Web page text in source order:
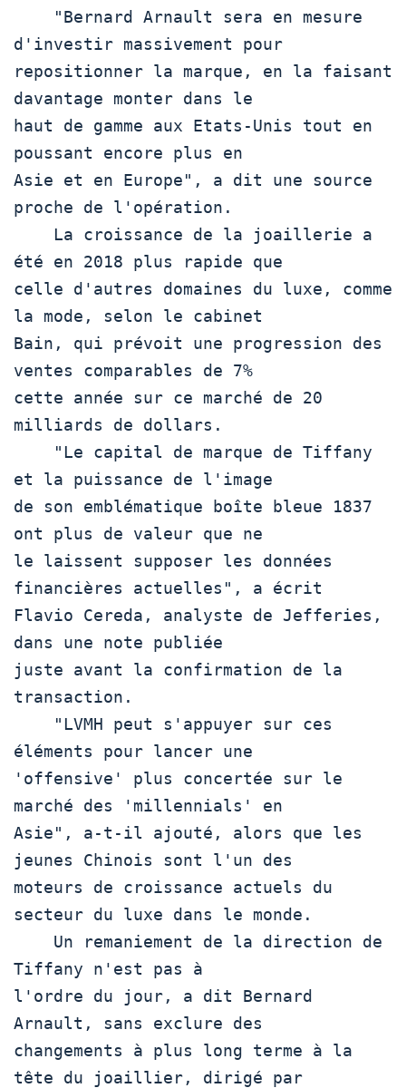
d'investir massivement pour
repositionner la marque, en la faisant
davantage monter dans le
haut de gamme aux Etats-Unis tout en
poussant encore plus en
Asie et en Europe", a dit une source
proche de l'opération.
été en 2018 plus rapide que
celle d'autres domaines du luxe, comme
la mode, selon le cabinet
Bain, qui prévoit une progression des
ventes comparables de 7%
cette année sur ce marché de 20
milliards de dollars.
et la puissance de l'image
de son emblématique boîte bleue 1837
ont plus de valeur que ne
le laissent supposer les données
financières actuelles", a écrit
Flavio Cereda, analyste de Jefferies,
dans une note publiée
juste avant la confirmation de la
transaction.
éléments pour lancer une
'offensive' plus concertée sur le
marché des 'millennials' en
Asie", a-t-il ajouté, alors que les
jeunes Chinois sont l'un des
moteurs de croissance actuels du
secteur du luxe dans le monde.
Tiffany n'est pas à
l'ordre du jour, a dit Bernard
Arnault, sans exclure des
changements à plus long terme à la
tête du joaillier, dirigé par